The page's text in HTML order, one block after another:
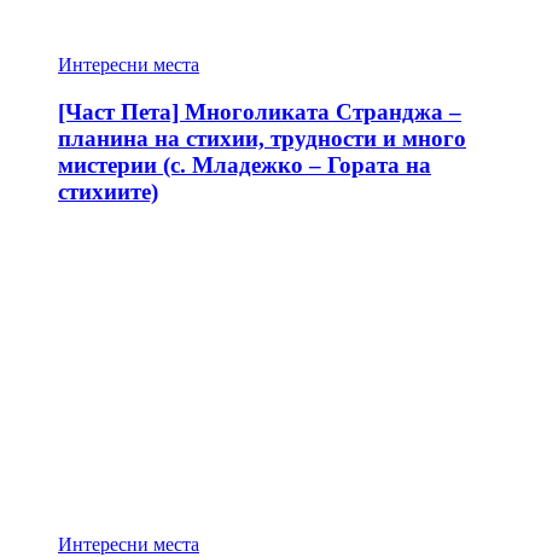
Интересни места
[Част Пета] Многоликата Странджа –
планина на стихии, трудности и много
мистерии (с. Младежко – Гората на
стихиите)
Интересни места